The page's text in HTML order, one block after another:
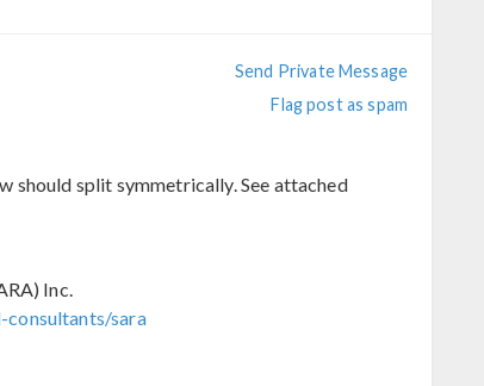
Send Private Message
Flag post as spam
should split symmetrically. See attached
Inc.
sara